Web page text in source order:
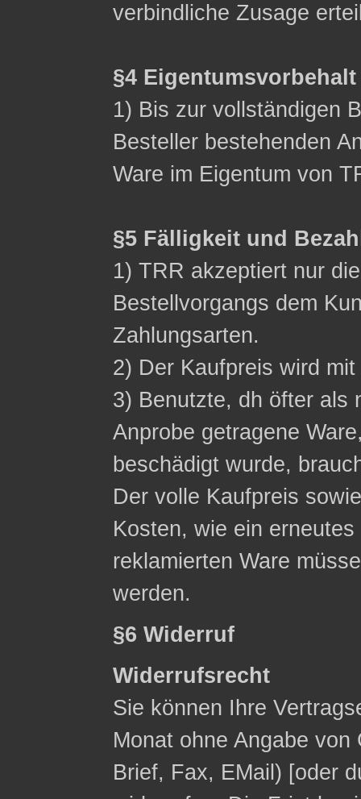
verbindliche Zusage
§4 Eigentumsvorbehalt
1) Bis zur vollständigen
Besteller bestehenden
Ware im Eigentum von
§5 Fälligkeit und
1) TRR akzeptiert nur
Bestellvorgangs dem
Zahlungsarten.
2) Der Kaufpreis wird
3) Benutzte, dh öfter als
Anprobe getragene
beschädigt wurde,
Der volle Kaufpreis
Kosten, wie ein
reklamierten Ware
werden.
§6 Widerruf
Widerrufsrecht
Sie können Ihre
Monat ohne Angabe
Brief, Fax, E­Mail) [oder